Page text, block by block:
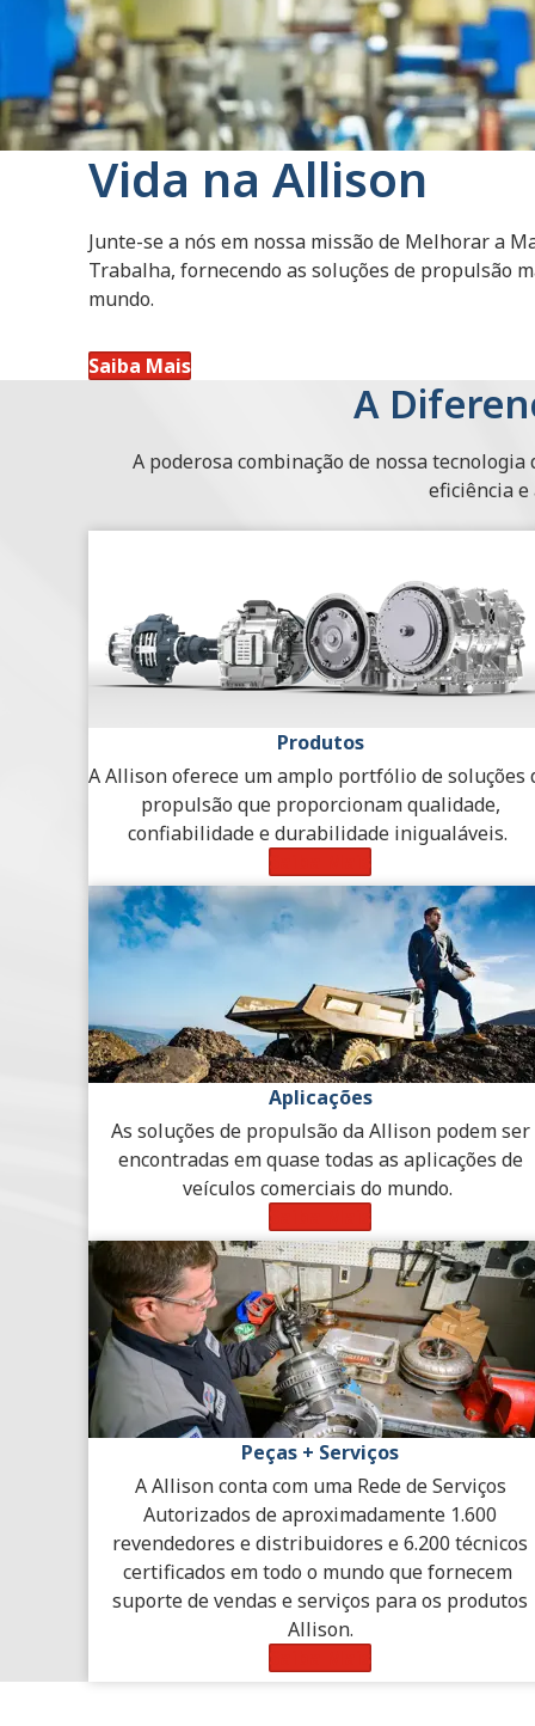
Vida na Allison
Junte-se a nós em nossa missão de Melhorar a
Trabalha, fornecendo as soluções de propulsão
mundo.
Saiba Mais
A
A poderosa combinação de nossa
eficiência
Produtos
A Allison oferece um amplo portfólio de soluções
propulsão que proporcionam qualidade,
confiabilidade e durabilidade inigualáveis.
Aplicações
As soluções de propulsão da Allison podem ser
encontradas em quase todas as aplicações de
veículos comerciais do mundo.
Peças + Serviços
A Allison conta com uma Rede de Serviços
Autorizados de aproximadamente 1.600
revendedores e distribuidores e 6.200 técnicos
certificados em todo o mundo que fornecem
suporte de vendas e serviços para os produtos
Allison.